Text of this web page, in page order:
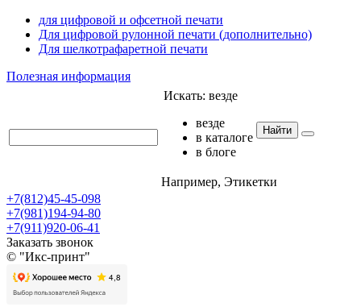
для цифровой и офсетной печати
Для цифровой рулонной печати (дополнительно)
Для шелкотрафаретной печати
Полезная информация
Искать: везде
везде
в каталоге
в блоге
Найти
Например, Этикетки
+7(812)45-45-098
+7(981)194-94-80
+7(911)920-06-41
Заказать звонок
© "Икс-принт"